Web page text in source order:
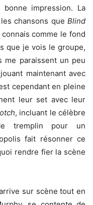
impression. La
chansons que Blind
comme le fond
que je vois le groupe,
me paraissent un peu
maintenant avec
cependant en pleine
leur set avec leur
, incluant le célèbre
tremplin pour un
fait résonner ce
rendre fier la scène
sur scène tout en